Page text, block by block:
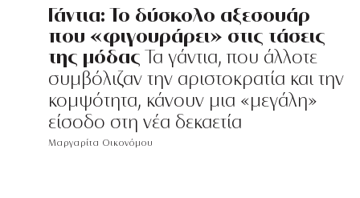
Γάντια: Το δύσκολο αξεσουάρ
που «φιγουράρει» στις τάσεις
της μόδας Τα γάντια, που άλλοτε
συμβόλιζαν την αριστοκρατία και την
κομψότητα, κάνουν μια «μεγάλη»
είσοδο στη νέα δεκαετία
Μαργαρίτα Οικονόμου